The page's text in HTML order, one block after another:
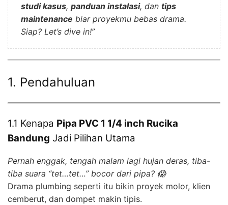
studi kasus, panduan instalasi, dan tips
maintenance biar proyekmu bebas drama.
Siap? Let’s dive in!”
1. Pendahuluan
1.1 Kenapa Pipa PVC 1 1/4 inch Rucika
Bandung Jadi Pilihan Utama
Pernah enggak, tengah malam lagi hujan deras, tiba-
tiba suara “tet…tet…” bocor dari pipa? 😱
Drama plumbing seperti itu bikin proyek molor, klien
cemberut, dan dompet makin tipis.